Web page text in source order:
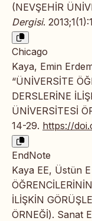
(NEVŞEHİR
Dergisi.
Chicago
Kaya, Emin
“ÜNİVERSİTE
DERSLERİNE
ÜNİVERSİTESİ
14-29. https://
EndNote
Kaya EE, Üstün
İLİŞKİN
ÖRNEĞİ). Sanat